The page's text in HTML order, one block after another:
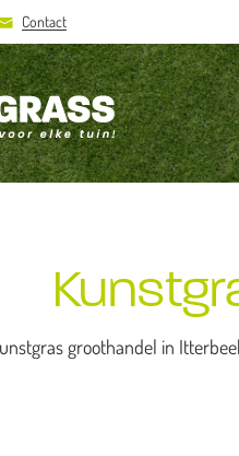
Contact
groothandel in